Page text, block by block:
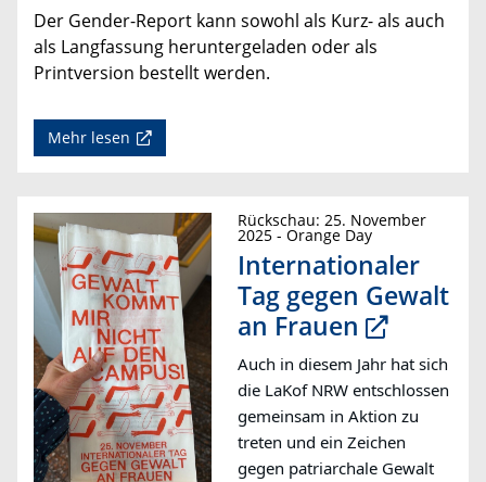
Der Gender-Report kann sowohl als Kurz- als auch
als Langfassung heruntergeladen oder als
Printversion bestellt werden.
Mehr lesen
Rückschau: 25. November
2025 - Orange Day
Internationaler
Tag gegen Gewalt
an Frauen
Auch in diesem Jahr hat sich
die LaKof NRW entschlossen
gemeinsam in Aktion zu
treten und ein Zeichen
gegen patriarchale Gewalt